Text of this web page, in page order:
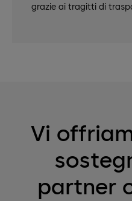
grazie ai tragitti di
Vi
partner